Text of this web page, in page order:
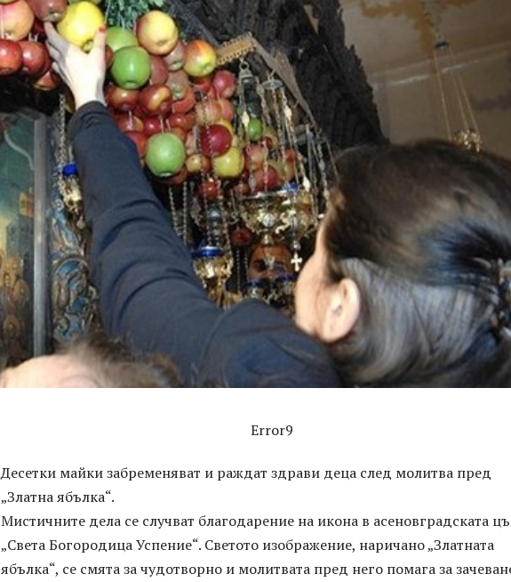
Error9
Десетки майки забременяват и раждат здрави деца след молитва пред
„Златна ябълка“.
Мистичните дела се случват благодарение на икона в асеновградската
„Света Богородица Успение“. Светото изображение, наричано „Златната
ябълка“, се смята за чудотворно и молитвата пред него помага за